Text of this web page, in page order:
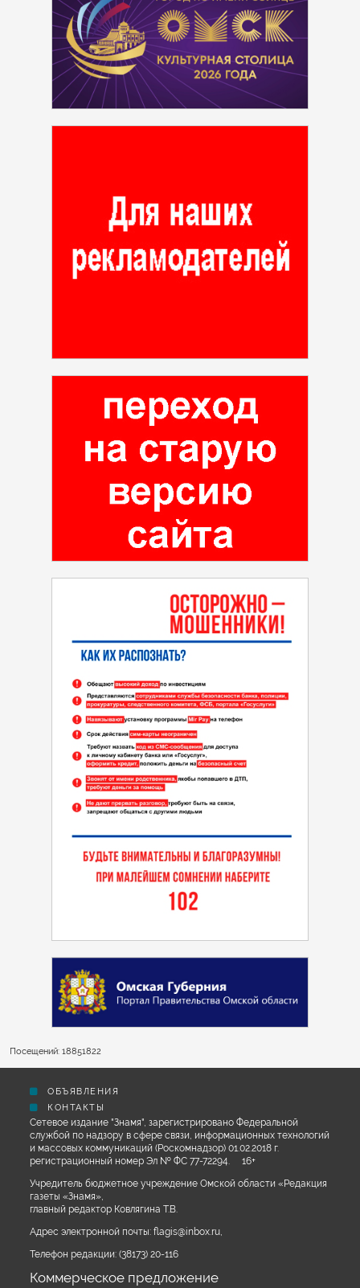
Посещений: 18851822
ОБЪЯВЛЕНИЯ
КОНТАКТЫ
Сетевое издание "Знамя", зарегистрировано Федеральной
службой по надзору в сфере связи, информационных технологий
и массовых коммуникаций (Роскомнадзор) 01.02.2018 г.
регистрационный номер Эл № ФС 77-72294. 16+
Учредитель бюджетное учреждение Омской области «Редакция
газеты «Знамя»,
главный редактор Ковлягина Т.В.
Адрес электронной почты: flagis@inbox.ru,
Телефон редакции: (38173) 20-116
Коммерческое предложение